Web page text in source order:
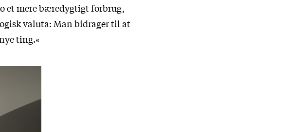
et mere bæredygtigt forbrug,
valuta: Man bidrager til at
ting.«